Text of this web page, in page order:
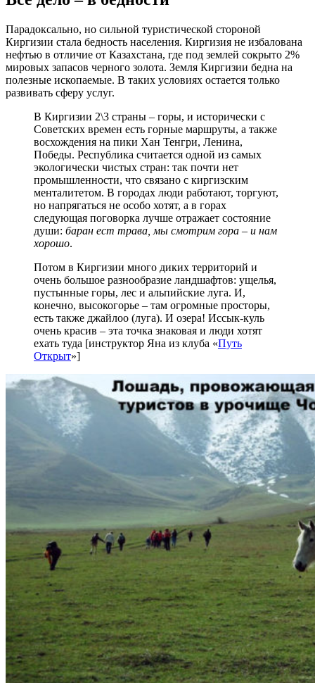
Парадоксально, но сильной туристической стороной
Киргизии стала бедность населения. Киргизия не избалована
нефтью в отличие от Казахстана, где под землей сокрыто 2%
мировых запасов черного золота. Земля Киргизии бедна на
полезные ископаемые. В таких условиях остается только
развивать сферу услуг.
В Киргизии 2\3 страны – горы, и исторически с
Советских времен есть горные маршруты, а также
восхождения на пики Хан Тенгри, Ленина,
Победы. Республика считается одной из самых
экологически чистых стран: так почти нет
промышленности, что связано с киргизским
менталитетом. В городах люди работают, торгуют,
но напрягаться не особо хотят, а в горах
следующая поговорка лучше отражает состояние
души: баран ест трава, мы смотрим гора – и нам
хорошо.
Потом в Киргизии много диких территорий и
очень большое разнообразие ландшафтов: ущелья,
пустынные горы, лес и альпийские луга. И,
конечно, высокогорье – там огромные просторы,
есть также джайлоо (луга). И озера! Иссык-куль
очень красив – эта точка знаковая и люди хотят
ехать туда [инструктор Яна из клуба «Путь
Открыт»]